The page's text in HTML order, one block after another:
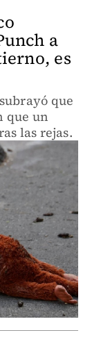
a
es
que
que un
las rejas.